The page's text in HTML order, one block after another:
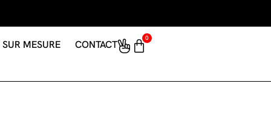
SUR MESURE CONTACT
0